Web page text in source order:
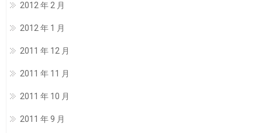
2012 年 2 月
2012 年 1 月
2011 年 12 月
2011 年 11 月
2011 年 10 月
2011 年 9 月